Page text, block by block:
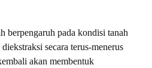
berpengaruh pada kondisi tanah
secara terus-menerus
akan membentuk